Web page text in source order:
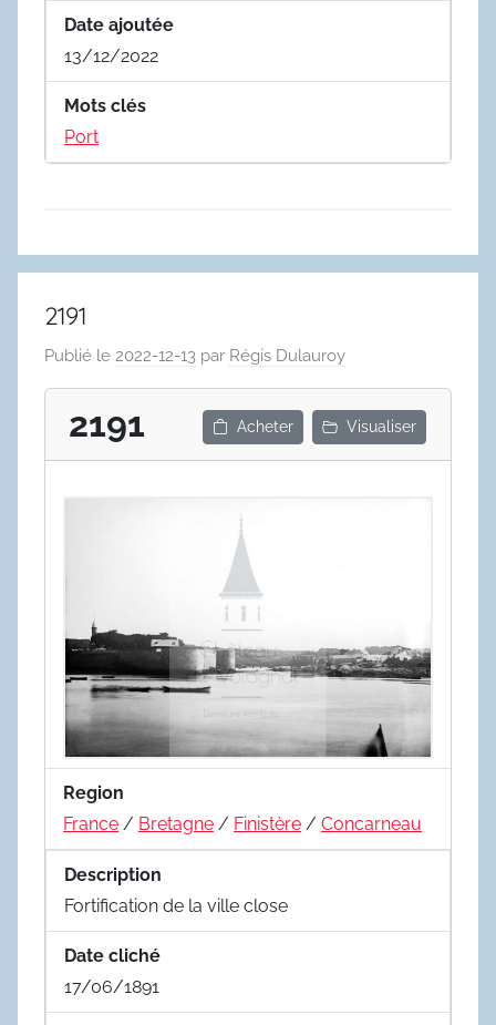
Date ajoutée
13/12/2022
Mots clés
Port
2191
Publié le 2022-12-13 par Régis Dulauroy
2191 Acheter Visualiser
Region
France / Bretagne / Finistère / Concarneau
Description
Fortification de la ville close
Date cliché
17/06/1891